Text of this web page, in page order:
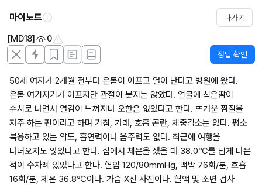
마이노트 나가기
[MD18] 0
정답 확인
50세 여자가 2개월 전부터 온몸이 아프고 열이 난다고 병원에 왔다.
온몸 여기저기가 아프지만 관절이 붓지는 않았다. 얼굴에 식은땀이
수시로 나면서 열감이 느껴지나 오한은 없었다고 한다. 뜨거운 찜질을
자주 하는 편이라고 하며 기침, 가래, 호흡 곤란, 체중감소는 없다. 평소
복용하고 있는 약도, 흡연력이나 음주력도 없다. 최근에 여행을
다녀오지도 않았다고 한다. 집에서 체온을 쟀을 때 38.0℃를 넘게 나온
적이 수차례 있었다고 한다. 혈압 120/80mmHg, 맥박 76회/분, 호흡
16회/분, 체온 36.8℃이다. 가슴 X선 사진이다. 혈액 및 소변 검사